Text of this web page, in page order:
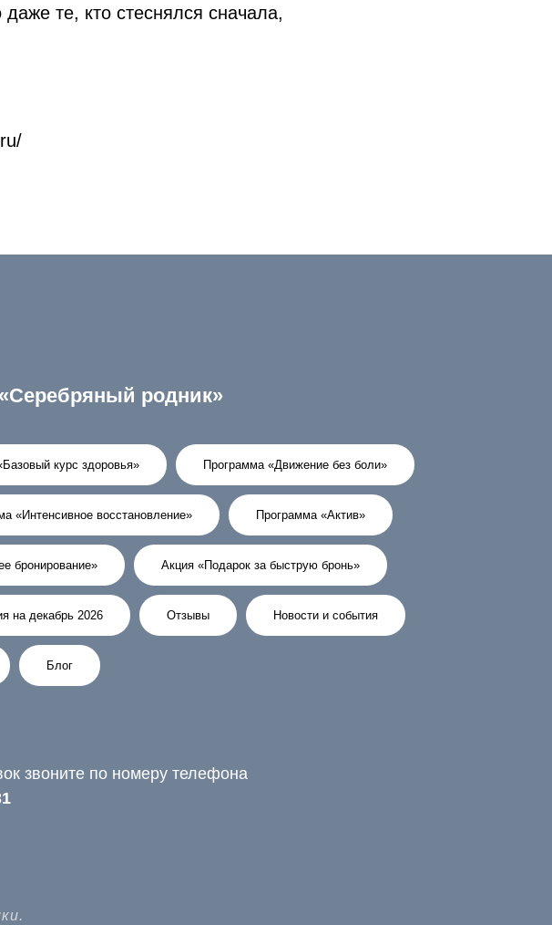
те, кто стеснялся сначала,
родник»
курс здоровья» Программа «Движение без боли»
«Интенсивное восстановление» Программа «Актив»
бронирование» Акция «Подарок за быструю бронь»
на декабрь 2026 Отзывы Новости и события
Блог
звоните по номеру телефона